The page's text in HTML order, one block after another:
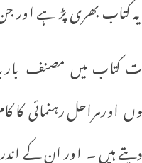
کتاب بھری پڑ ہے
کتاب میں مصنف بار
اورمراحل رہنمائی کا
ہیں ۔ اور ان کے